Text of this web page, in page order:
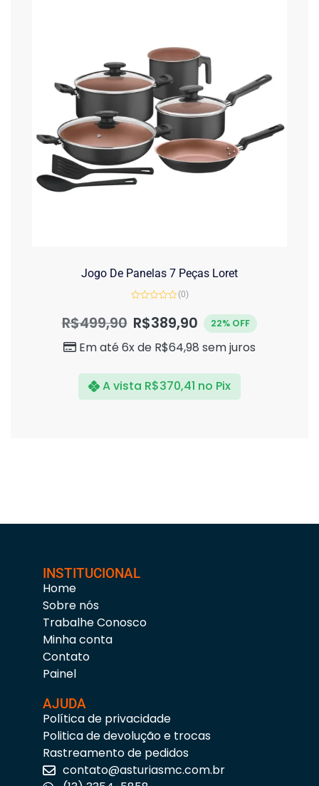
Jogo De Panelas 7 Peças Loret
de
(0)
R$499,90 R$389,90 22% OFF
Em até 6x de R$64,98 sem juros
A vista R$370,41 no Pix
INSTITUCIONAL
Home
Sobre nós
Trabalhe Conosco
Minha conta
Contato
Painel
AJUDA
Política de privacidade
Politica de devolução e trocas
Rastreamento de pedidos
contato@asturiasmc.com.br